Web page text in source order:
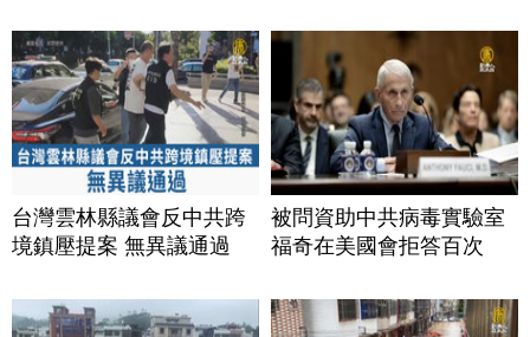
台灣雲林縣議會反中共跨
境鎮壓提案 無異議通過
被問資助中共病毒實驗室
福奇在美國會拒答百次